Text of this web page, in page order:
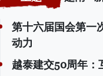
第十六届国会第一
动力
越泰建交50周年：